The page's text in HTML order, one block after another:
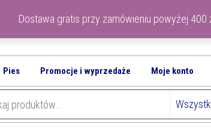
Pies Promocje i wyprzedaże Moje konto
Dostawa gratis przy zamówieniu powyżej 400